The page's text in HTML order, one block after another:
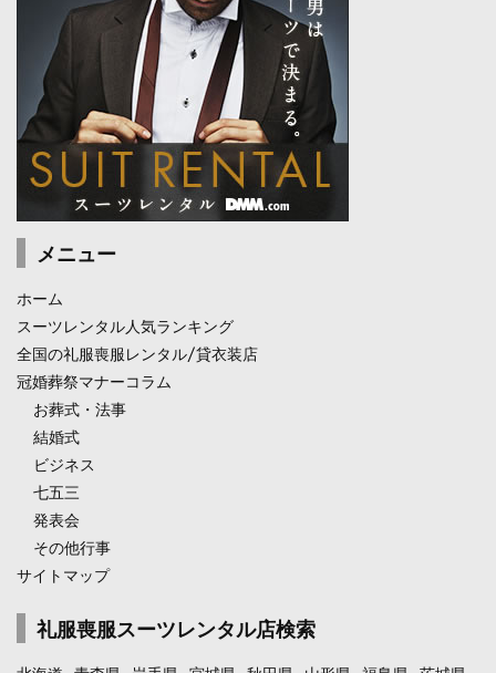
メニュー
ホーム
スーツレンタル人気ランキング
全国の礼服喪服レンタル/貸衣装店
冠婚葬祭マナーコラム
お葬式・法事
結婚式
ビジネス
七五三
発表会
その他行事
サイトマップ
礼服喪服スーツレンタル店検索